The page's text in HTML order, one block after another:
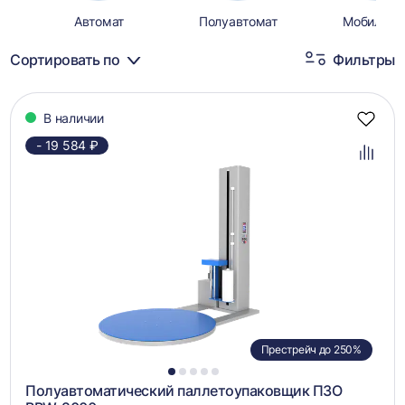
Автомат Полуавтомат
Сортировать по Фильтры
Каталог
товаров
В наличии
- 19 584 ₽
1 2 3 4 5
Престрейч до 250%
Полуавтоматический паллетоупаковщик ПЗО